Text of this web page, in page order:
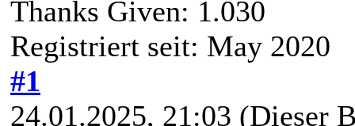
Thanks Given: 1.030
Registriert seit: May 2020
#1
24.01.2025, 21:03 (Dieser